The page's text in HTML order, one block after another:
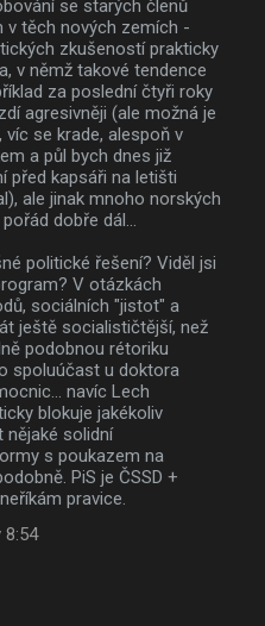
se starých členů
v těch nových zemích -
zkušeností prakticky
v němž takové tendence
za poslední čtyři roky
agresivněji (ale možná je
se krade, alespoň v
a půl bych dnes již
před kapsáři na letišti
ale jinak mnoho norských
dobře dál...
politické řešení? Viděl jsi
V otázkách
sociálních "jistot" a
ještě socialističtější, než
podobnou rétoriku
spoluúčast u doktora
navíc Lech
blokuje jakékoliv
nějaké solidní
s poukazem na
PiS je ČSSD +
pravice.
8:54